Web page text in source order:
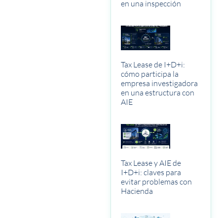
en una inspección
Tax Lease de I+D+i:
cómo participa la
empresa investigadora
en una estructura con
AIE
Tax Lease y AIE de
I+D+i: claves para
evitar problemas con
Hacienda